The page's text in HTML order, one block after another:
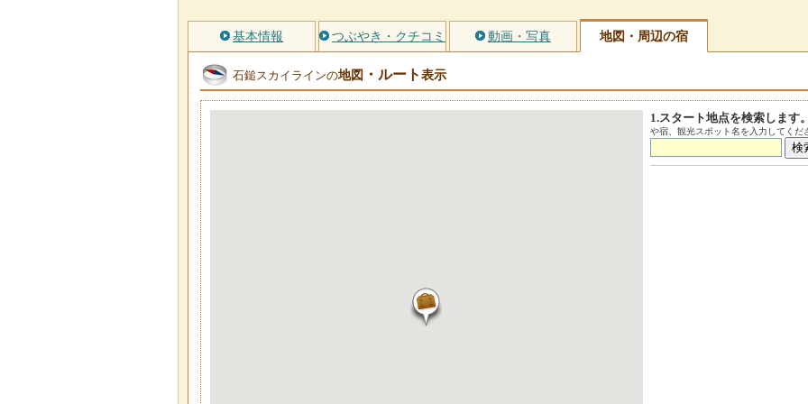
基本情報 つぶやき・クチコミ 動画・写真 地図・周辺の宿
石鎚スカイラインの地図 ・ルート表示
1.スタート地点を検索します
や宿、観光スポット名を入力してくだ